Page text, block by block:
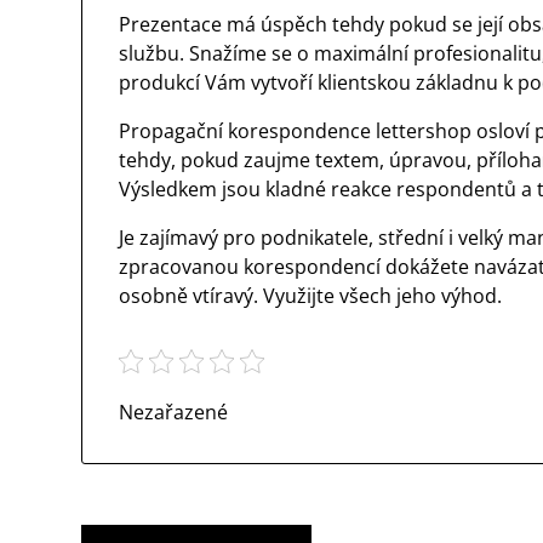
Prezentace má úspěch tehdy pokud se její
službu. Snažíme se o maximální
produkcí Vám vytvoří klientskou základnu k
Propagační korespondence lettershop osloví
tehdy, pokud zaujme textem, úpravou,
Výsledkem jsou kladné reakce respondentů a
Je zajímavý pro podnikatele, střední i velký
zpracovanou korespondencí dokážete
osobně vtíravý. Využijte všech jeho výhod.
Nezařazené